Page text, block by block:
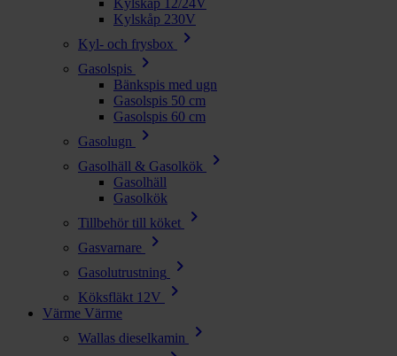
Kylskåp 12/24V
Kylskåp 230V
Kyl- och frysbox
chevron_right
Gasolspis chevron_right
Bänkspis med ugn
Gasolspis 50 cm
Gasolspis 60 cm
Gasolugn
chevron_right
Gasolhäll & Gasolkök chevron_right
Gasolhäll
Gasolkök
Tillbehör till köket
chevron_right
Gasvarnare chevron_right
Gasolutrustning chevron_right
Köksfläkt 12V chevron_right
Värme Värme
Wallas dieselkamin
chevron_right